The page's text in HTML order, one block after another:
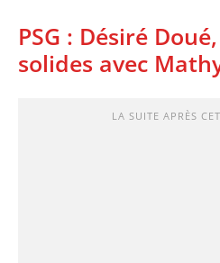
PSG : Désiré
solides avec
LA SUITE APRÈS